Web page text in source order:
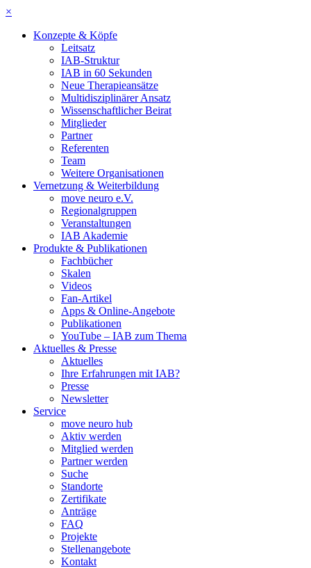
×
Konzepte & Köpfe
Leitsatz
IAB-Struktur
IAB in 60 Sekunden
Neue Therapieansätze
Multidisziplinärer Ansatz
Wissenschaftlicher Beirat
Mitglieder
Partner
Referenten
Team
Weitere Organisationen
Vernetzung & Weiterbildung
move neuro e.V.
Regionalgruppen
Veranstaltungen
IAB Akademie
Produkte & Publikationen
Fachbücher
Skalen
Videos
Fan-Artikel
Apps & Online-Angebote
Publikationen
YouTube – IAB zum Thema
Aktuelles & Presse
Aktuelles
Ihre Erfahrungen mit IAB?
Presse
Newsletter
Service
move neuro hub
Aktiv werden
Mitglied werden
Partner werden
Suche
Standorte
Zertifikate
Anträge
FAQ
Projekte
Stellenangebote
Kontakt